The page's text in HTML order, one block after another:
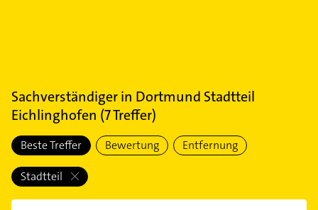
Sachverständigerin Dortmund Stadtteil
Eichlinghofen (7Treffer)
Beste Treffer Bewertung Entfernung
Stadtteil